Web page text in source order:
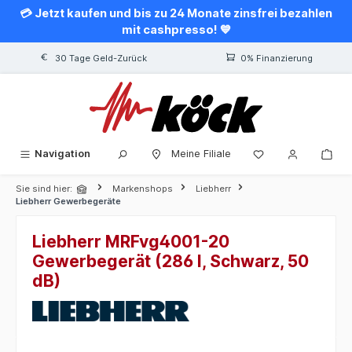
springen
💳 Jetzt kaufen und bis zu 24 Monate zinsfrei bezahlen
mit cashpresso! 💙
30 Tage Geld-Zurück 0% Finanzierung
Navigation Meine Filiale
Sie sind hier: Markenshops
Liebherr
Liebherr Gewerbegeräte
Liebherr MRFvg4001-20
Gewerbegerät (286 l, Schwarz, 50
dB)